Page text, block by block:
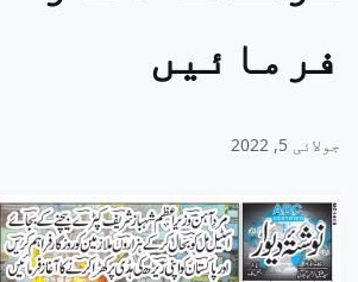
فرمائیں
جولائی 5, 2022